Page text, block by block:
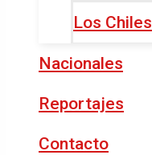
Los Chiles
Nacionales
Reportajes
Contacto